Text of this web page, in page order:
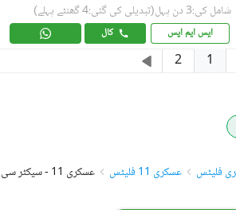
شامل کی:3 دن پہل (تبدیلی کی گئی:4 گھنٹے پہلے)
ایس ایم ایس کال
1
2
فلیٹس عسکری 11 فلیٹس
عسکری 11 - سیکٹر سی